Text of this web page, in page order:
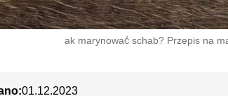
ak marynować schab? Przepis na
01.12.2023